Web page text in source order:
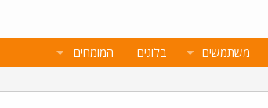
משתמשים בלוגים המומחים